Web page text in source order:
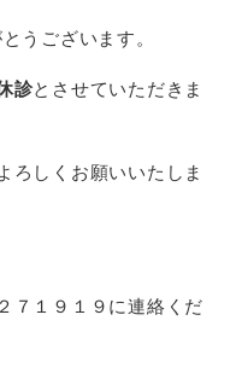
うございます。
診とさせていただきま
ろしくお願いいたしま
７１９１９に連絡くだ